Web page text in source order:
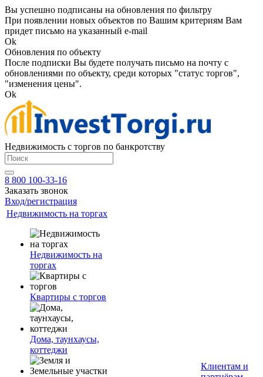
Вы успешно подписаны на обновления по фильтру
При появлении новых объектов по Вашим критериям Вам
придет письмо на указанный e-mail
Ok
Обновления по объекту
После подписки Вы будете получать письмо на почту с
обновлениями по объекту, среди которых "статус торгов",
"изменения цены".
Ok
Недвижимость с торгов по банкротству
8 800 100-33-16
Заказать звонок
Вход/регистрация
Недвижимость на торгах
Недвижимость на
торгах
Квартиры с торгов
Дома, таунхаусы,
коттеджи
Клиентам и